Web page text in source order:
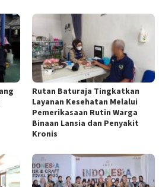
Rutan Baturaja Tingkatkan
Layanan Kesehatan Melalui
Pemerikasaan Rutin Warga
Binaan Lansia dan Penyakit
Kronis